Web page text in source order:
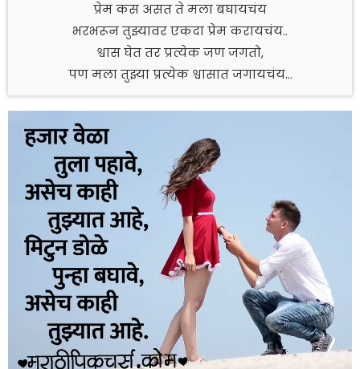
प्रेम कस असत ते मला बघायचंय
भरभरून तुझ्यावर एकदा प्रेम करायचंय..
श्वास घेत तर प्रत्येक जण जगतो,
पण मला तुझ्या प्रत्येक श्वासात जगायचंय…